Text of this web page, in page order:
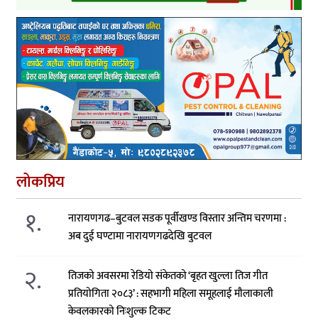
लोकप्रिय
१.
नारायणगढ–बुटवल सडक पूर्वीखण्ड विस्तार अन्तिम चरणमा :
अब दुई घण्टामा नारायणगढदेखि बुटवल
२.
तिजको अवसरमा रेडियो संकेतको ‘बृहत खुल्ला तिज गीत
प्रतियोगिता २०८३’ : सहभागी महिला समूहलाई मौलाकाली
केवलकारको निःशुल्क टिकट